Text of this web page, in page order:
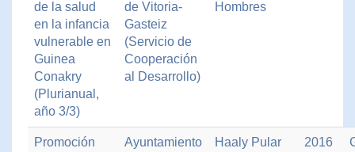
de la salud
en la infancia
vulnerable en
Guinea
Conakry
(Plurianual,
año 3/3)
de Vitoria-
Gasteiz
(Servicio de
Cooperación
al Desarrollo)
Hombres
Promoción
Ayuntamiento
Haaly Pular 2016